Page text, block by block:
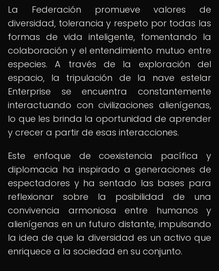
La Federación promueve valores de
diversidad, tolerancia y respeto por todas las
formas de vida inteligente, fomentando la
colaboración y el entendimiento mutuo entre
especies. A través de la exploración del
espacio, la tripulación de la nave estelar
Enterprise se encuentra constantemente
interactuando con civilizaciones alienígenas,
lo que les brinda la oportunidad de aprender
y crecer a partir de esas interacciones.
Este enfoque de coexistencia pacífica y
diplomacia ha inspirado a generaciones de
espectadores y ha sentado las bases para
reflexionar sobre la posibilidad de una
convivencia armoniosa entre humanos y
alienígenas en un futuro distante, impulsando
la idea de que la diversidad es un activo que
enriquece a la sociedad en su conjunto.